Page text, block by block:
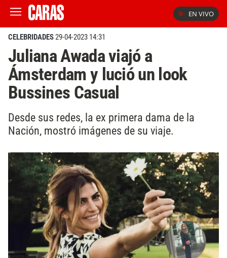
EN VIVO
CELEBRIDADES29-04-2023 14:31
Juliana Awada viajó a
Ámsterdam y lució un look
Bussines Casual
Desde sus redes, la ex primera dama de la
Nación, mostró imágenes de su viaje.